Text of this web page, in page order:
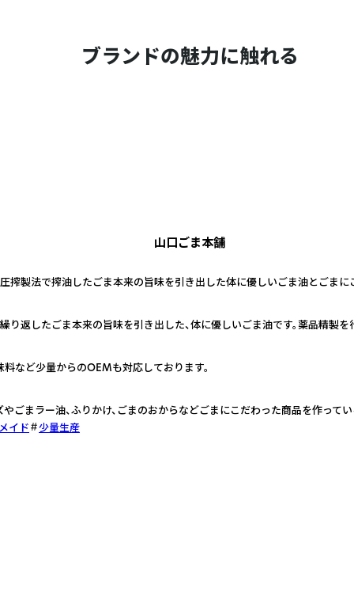
ブランドの魅力に触れる
山口ごま本舗
搾製法で搾油したごま本来の旨味を引き出した体に優しいごま油とごまに
り返したごま本来の旨味を引き出した、体に優しいごま油です。薬品精製を
料など少量からのOEMも対応しております。
やごまラー油、ふりかけ、ごまのおからなどごまにこだわった商品を作って
イド
少量生産